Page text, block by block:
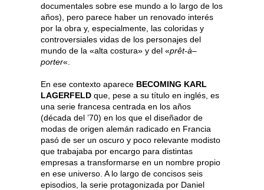
documentales sobre ese mundo a lo largo de los
años), pero parece haber un renovado interés
por la obra y, especialmente, las coloridas y
controversiales vidas de los personajes del
mundo de la «alta costura» y del «prêt-à–
porter«.
En ese contexto aparece BECOMING KARL
LAGERFELD que, pese a su título en inglés, es
una serie francesa centrada en los años
(década del ’70) en los que el diseñador de
modas de origen alemán radicado en Francia
pasó de ser un oscuro y poco relevante modisto
que trabajaba por encargo para distintas
empresas a transformarse en un nombre propio
en ese universo. A lo largo de concisos seis
episodios, la serie protagonizada por Daniel